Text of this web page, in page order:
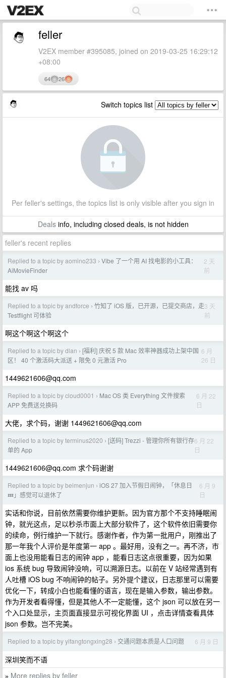
feller
V2EX member #395085, joined on 2019-03-25 16:29:12
+08:00
64 26
Switch topics list
Per feller's settings, the topics list is only visible after you sign in
Dealsinfo, including closed deals, is not hidden
feller's recent replies
Replied to a topic by aomino233 › Vibe 了一个用 AI 找电影的小工具：
AiMovieFinder
2 天
前
能找 av 吗
Replied to a topic by andforce › 竹知了 iOS 版，已开源，已提交商店，走
Testflight 可体验
3 天
前
啊这个啊这个啊这个
Replied to a topic by dlan › [福利] 庆祝 5 款 Mac 效率神器成功上架中国
区！ 40 个激活码大派送 + 限免 0 元激活 Pro
6 月
26 日
1449621606@qq.com
Replied to a topic by cloud0001 › Mac OS 类 Everything 文件搜索
APP 免费送兑换码
6 月 22
日
大佬，求个码，谢谢 1449621606@qq.com
Replied to a topic by terminus2020 › [送码] Trezzi - 管理你所有银行存
单的 App
6 月 22
日
1449621606@qq.com 求个码谢谢
Replied to a topic by beimenjun › iOS 27 加入节假日闹钟，「休息日
💤」感觉可以退休了
6 月 9
日
实话和你说，目前依然需要你维护更新。因为官方那个不支持睡眠闹
钟，就光这点，足以秒杀市面上大部分软件了，这个软件依旧需要你
的续命，例行维护一下就行。感谢作者，作为第一批用户，刚推出了
那一年我个人评价是年度第一 app 。最好用，没有之一。再不济，市
面上也没用能看日志的闹钟 app ，能看日志这点很重要，因为如果
ios 系统 bug 导致闹钟没响，可以溯源日志。以前在 V 站经常遇到有
人吐槽 iOS bug 不响闹钟的帖子。另外提个建议，日志那里可以需要
优化一下，转成小白也能看懂的语言，现在是输入参数，输出参数。
作为开发者看得懂，但是其他人不一定能懂，这个 json 可以放在另一
个入口处显示，主页面直接显示可视化界面 UI ，点击详情查看具体
json 参数。岂不完美。
Replied to a topic by yifangtongxing28 › 交通问题本质是人口问题 6 月 9 日
深圳笑而不语
» More replies by feller